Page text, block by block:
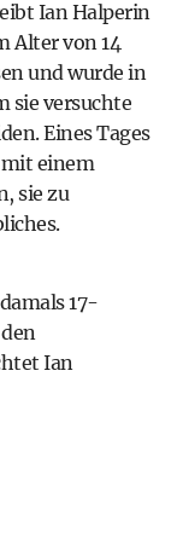
Ian Halperin
Alter von 14
und wurde in
sie versuchte
Eines Tages
einem
sie zu
17-
Ian